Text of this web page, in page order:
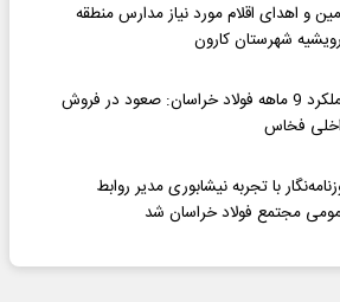
و اهدای اقلام مورد نیاز مدارس منطقه
شهرستان کارون
عملکرد 9 ماهه فولاد خراسان: صعود در فروش
فخاس
با تجربه نیشابوری مدیر روابط
مجتمع فولاد خراسان شد